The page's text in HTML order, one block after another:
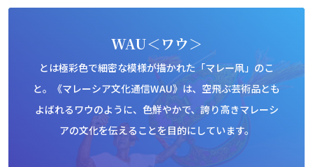
WAU＜ワウ＞
とは極彩色で細密な模様が描かれた「マレー凧」のこ
と。《マレーシア文化通信WAU》は、空飛ぶ芸術品とも
よばれるワウのように、色鮮やかで、誇り高きマレーシ
アの文化を伝えることを目的にしています。